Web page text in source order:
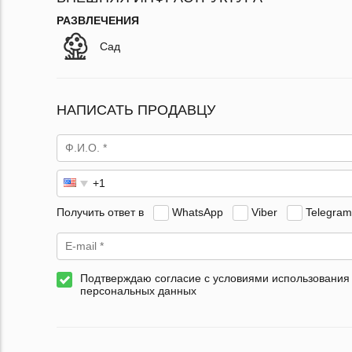
РАЗВЛЕЧЕНИЯ
Сад
НАПИСАТЬ ПРОДАВЦУ
Получить ответ в WhatsApp Viber Telegram
Подтверждаю согласие с условиями использования
персональных данных